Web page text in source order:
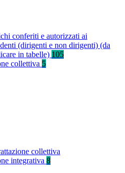
conferiti e autorizzati ai
(dirigenti e non dirigenti) (da
in tabelle) 105
collettiva 5
collettiva
integrativa 8